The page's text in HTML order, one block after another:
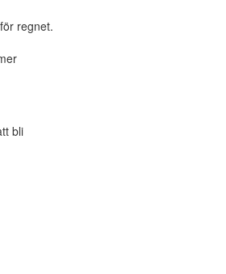
regnet.
bli